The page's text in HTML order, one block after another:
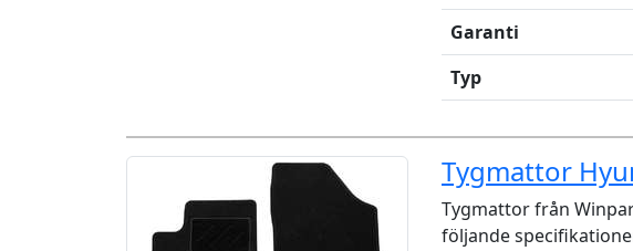
Garanti
Typ
Tygmattor
Tygmattor från
följande